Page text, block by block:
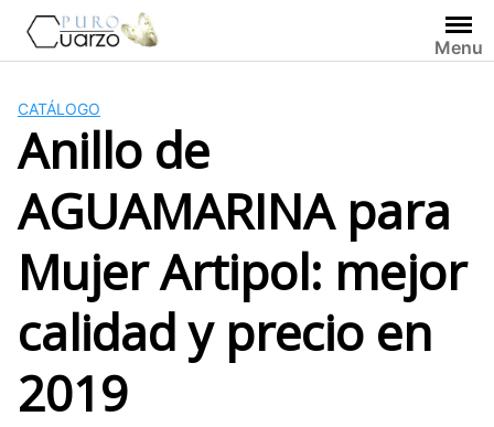
Saltar
contenido
Menu
CATÁLOGO
Anillo de
AGUAMARINA para
Mujer Artipol: mejor
calidad y precio en
2019